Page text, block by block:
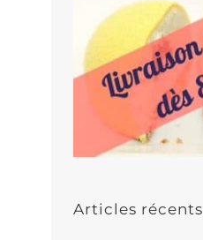
Articles récents